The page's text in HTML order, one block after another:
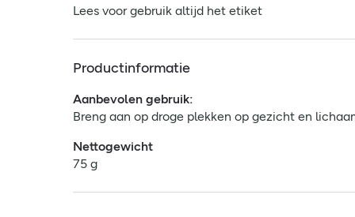
Lees voor gebruik altijd het etiket
Productinformatie
Aanbevolen gebruik:
Breng aan op droge plekken op gezicht en
Nettogewicht
75 g